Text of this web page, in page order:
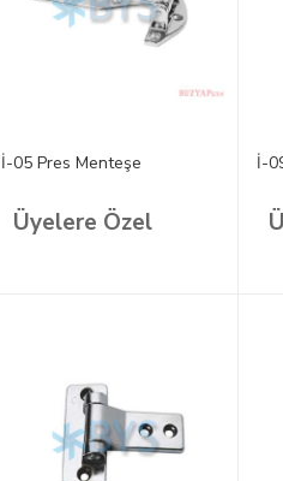
İ-05 Pres Menteşe
Üyelere Özel
İ-